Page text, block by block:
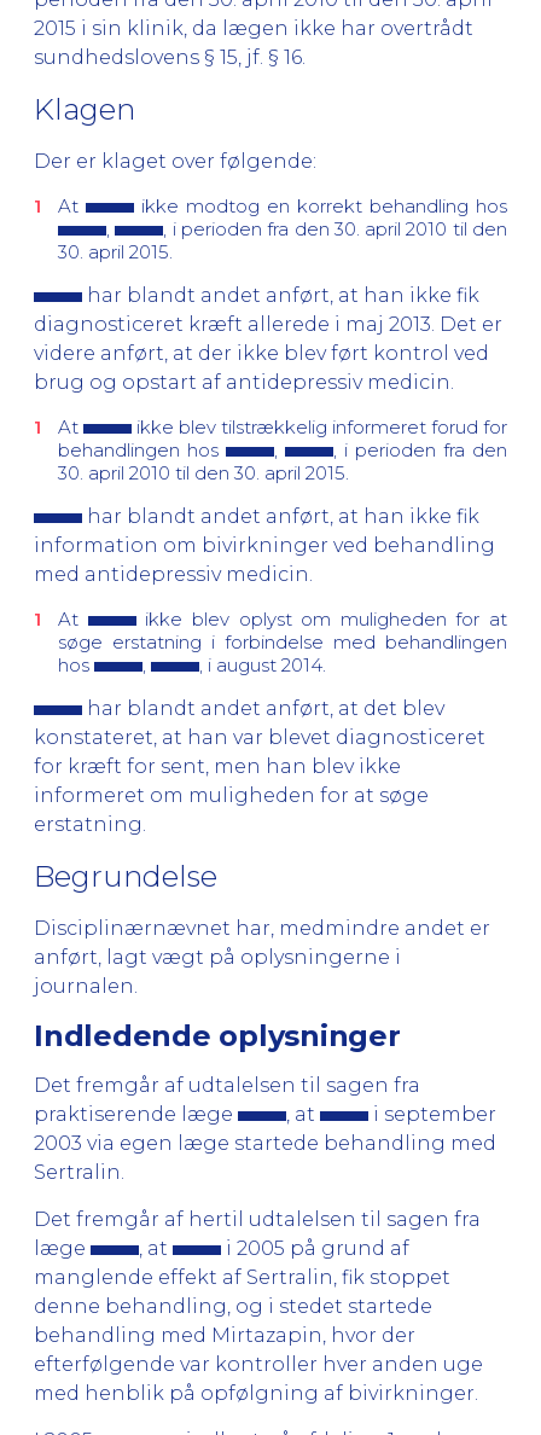
2015 i sin klinik, da lægen ikke har overtrådt
sundhedslovens § 15, jf. § 16.
Klagen
Der er klaget over følgende:
At
ikke modtog en korrekt behandling hos
,
, i perioden fra den 30. april 2010 til den
30. april 2015.
har blandt andet anført, at han ikke fik
diagnosticeret kræft allerede i maj 2013. Det er
videre anført, at der ikke blev ført kontrol ved
brug og opstart af antidepressiv medicin.
At
ikke blev tilstrækkelig informeret forud for
behandlingen hos
, i perioden fra den
30. april 2010 til den 30. april 2015.
har blandt andet anført, at han ikke fik
information om bivirkninger ved behandling
med antidepressiv medicin.
At
ikke blev oplyst om muligheden for at
søge erstatning i forbindelse med behandlingen
hos
, i august 2014.
har blandt andet anført, at det blev
konstateret, at han var blevet diagnosticeret
for kræft for sent, men han blev ikke
informeret om muligheden for at søge
erstatning.
Begrundelse
Disciplinærnævnet har, medmindre andet er
anført, lagt vægt på oplysningerne i
journalen.
Indledende oplysninger
Det fremgår af udtalelsen til sagen fra
praktiserende læge
, at
i september
2003 via egen læge startede behandling med
Sertralin.
Det fremgår af hertil udtalelsen til sagen fra
læge
, at
i 2005 på grund af
manglende effekt af Sertralin, fik stoppet
denne behandling, og i stedet startede
behandling med Mirtazapin, hvor der
efterfølgende var kontroller hver anden uge
med henblik på opfølgning af bivirkninger.